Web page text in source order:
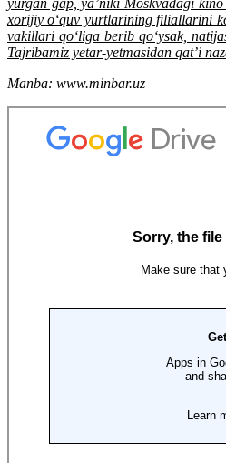
yurgan gap, ya’niki Moskvadagi
xorijiy o‘quv yurtlarining filiallarini
vakillari qo‘liga berib qo‘ysak,
Tajribamiz yetar-yetmasidan qat’i
Manba: www.minbar.uz